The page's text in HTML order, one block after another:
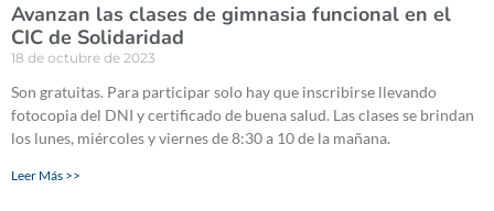
Avanzan las clases de gimnasia funcional en el
CIC de Solidaridad
18 de octubre de 2023
Son gratuitas. Para participar solo hay que inscribirse llevando
fotocopia del DNI y certificado de buena salud. Las clases se brindan
los lunes, miércoles y viernes de 8:30 a 10 de la mañana.
Leer Más >>